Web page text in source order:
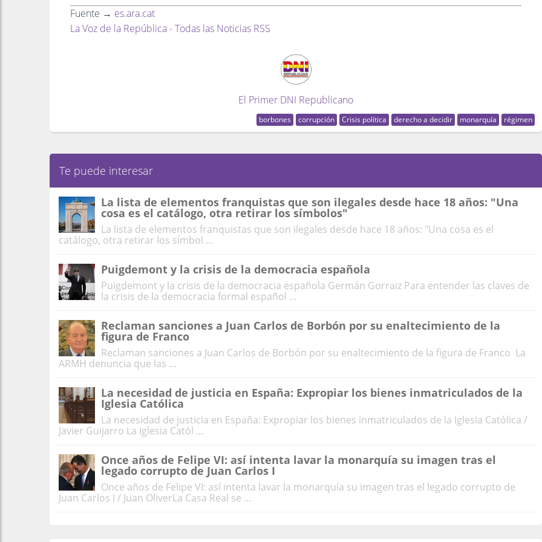
Fuente → es.ara.cat
La Voz de la República - Todas las Noticias RSS
El Primer DNI Republicano
borbones corrupción Crisis política derecho a decidir monarquía régimen
Te puede interesar
La lista de elementos franquistas que son ilegales desde hace 18 años: "Una
cosa es el catálogo, otra retirar los símbolos"
La lista de elementos franquistas que son ilegales desde hace 18 años: "Una cosa es el
catálogo, otra retirar los símbol ...
Puigdemont y la crisis de la democracia española
Puigdemont y la crisis de la democracia española Germán Gorraiz Para entender las claves de
la crisis de la democracia formal español ...
Reclaman sanciones a Juan Carlos de Borbón por su enaltecimiento de la
figura de Franco
Reclaman sanciones a Juan Carlos de Borbón por su enaltecimiento de la figura de Franco La
ARMH denuncia que las ...
La necesidad de justicia en España: Expropiar los bienes inmatriculados de la
Iglesia Católica
La necesidad de justicia en España: Expropiar los bienes inmatriculados de la Iglesia Católica /
Javier Guijarro La Iglesia Catól ...
Once años de Felipe VI: así intenta lavar la monarquía su imagen tras el
legado corrupto de Juan Carlos I
Once años de Felipe VI: así intenta lavar la monarquía su imagen tras el legado corrupto de
Juan Carlos I / Juan OliverLa Casa Real se ...